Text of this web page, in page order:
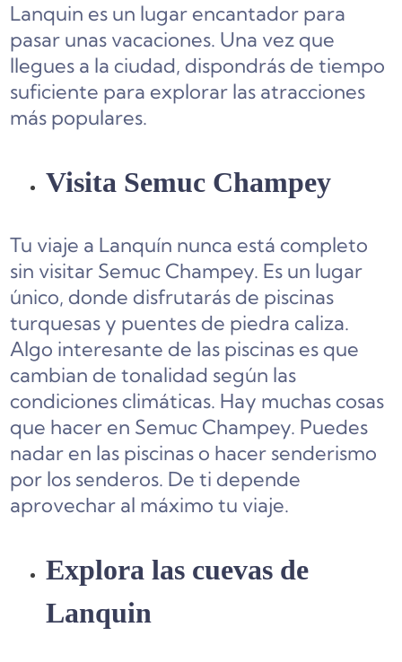
Lanquin es un lugar encantador para
pasar unas vacaciones. Una vez que
llegues a la ciudad, dispondrás de tiempo
suficiente para explorar las atracciones
más populares.
Visita Semuc Champey
Tu viaje a Lanquín nunca está completo
sin visitar Semuc Champey. Es un lugar
único, donde disfrutarás de piscinas
turquesas y puentes de piedra caliza.
Algo interesante de las piscinas es que
cambian de tonalidad según las
condiciones climáticas. Hay muchas cosas
que hacer en Semuc Champey. Puedes
nadar en las piscinas o hacer senderismo
por los senderos. De ti depende
aprovechar al máximo tu viaje.
Explora las cuevas de
Lanquin